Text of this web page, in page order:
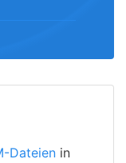
Dateien in